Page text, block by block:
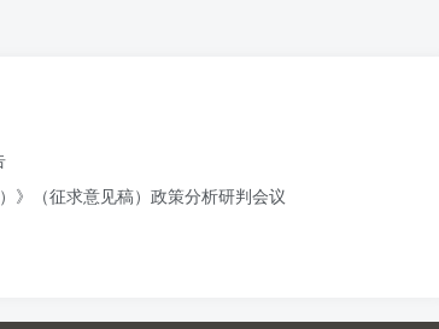
》（征求意见稿）政策分析研判会议